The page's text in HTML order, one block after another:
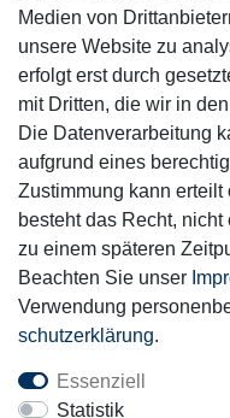
Mitglied
© Copyright
Medien von
unsere Website zu
erfolgt erst durch
mit Dritten, die wir in
Die Datenverarbeitung
aufgrund eines
Zustimmung kann
besteht das Recht,
zu einem späteren
Beachten Sie unser
Verwendung
schutz­erklärung.
Essenziell
Statistik